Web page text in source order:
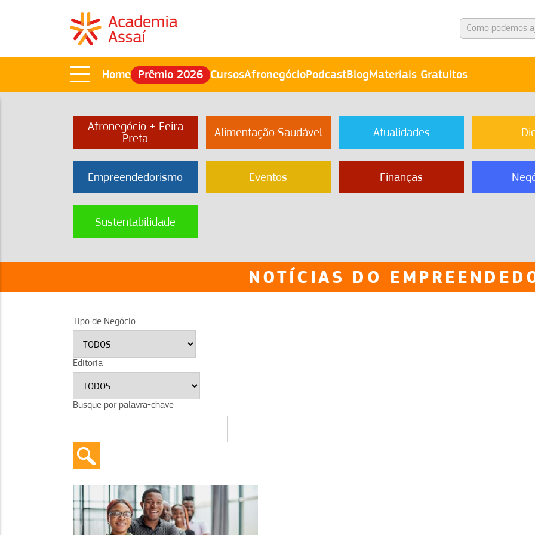
Home Prêmio 2026 CursosAfronegócioPodcastBlogMateriais Gratuitos
Afronegócio + Feira
Preta
Alimentação Saudável Atualidades
Empreendedorismo Eventos Finanças
Sustentabilidade
NOTÍCIAS DO
Tipo de Negócio
Editoria
Busque por palavra-chave